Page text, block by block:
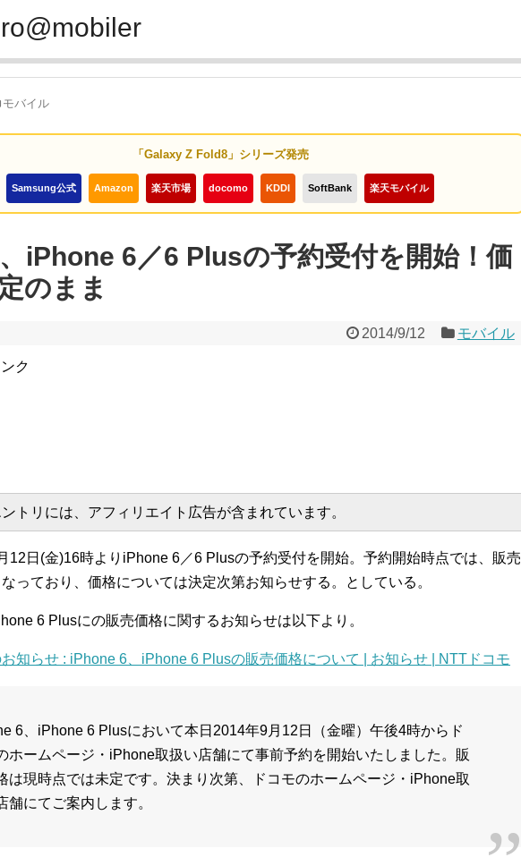
モバイル
「Galaxy Z Fold8」シリーズ発売
Samsung公式 Amazon 楽天市場 docomo KDDI SoftBank 楽天モバイル
iPhone 6／6 Plusの予約受付を開始！価
のまま
2014/9/12 モバイル
ク
トリには、アフィリエイト広告が含まれています。
12日(金)16時よりiPhone 6／6 Plusの予約受付を開始。予約開始時点では、販売
っており、価格については決定次第お知らせする。としている。
6 Plusにの販売価格に関するお知らせは以下より。
お知らせ : iPhone 6、iPhone 6 Plusの販売価格について | お知らせ | NTTドコモ
6、iPhone 6 Plusにおいて本日2014年9月12日（金曜）午後4時からド
ホームページ・iPhone取扱い店舗にて事前予約を開始いたしました。販
は現時点では未定です。決まり次第、ドコモのホームページ・iPhone取
舗にてご案内します。